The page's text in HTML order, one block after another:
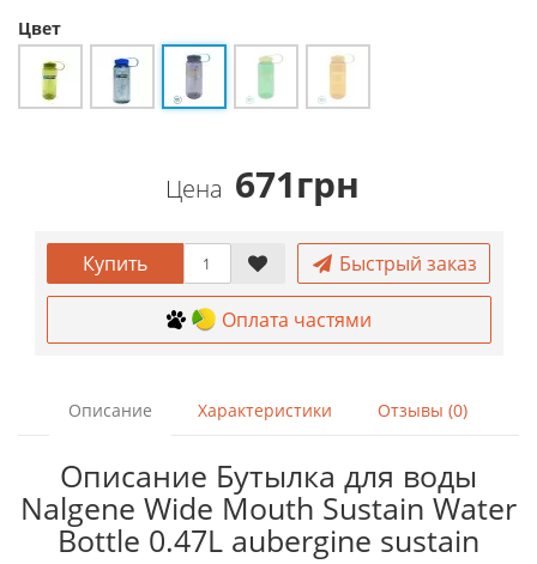
Цвет
Цена 671грн
Купить Быстрый заказ
Оплата частями
Описание Характеристики Отзывы (0)
Описание Бутылка для воды
Nalgene Wide Mouth Sustain Water
Bottle 0.47L aubergine sustain